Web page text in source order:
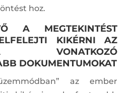
hoz.
A MEGTEKINTÉST
KIKÉRNI AZ
VONATKOZÓ
DOKUMENTUMOKAT
az ember